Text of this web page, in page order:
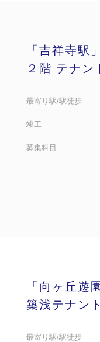
「吉祥寺駅
２階 テナン
最寄り駅/駅徒歩
竣工
募集科目
「向ヶ丘遊
築浅テナン
最寄り駅/駅徒歩